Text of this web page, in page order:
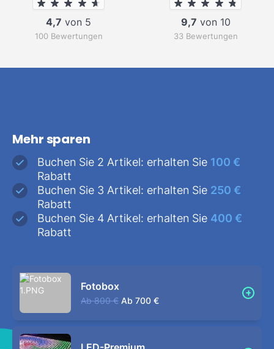
4,7 von 5
100 Bewertungen
9,7 von 10
33 Bewertungen
Mehr sparen
Buchen Sie 2 Artikel: erhalten Sie 100 €
Rabatt
Buchen Sie 3 Artikel: erhalten Sie 250 €
Rabatt
Buchen Sie 4 Artikel: erhalten Sie 400 €
Rabatt
Fotobox
Ab 800 € Ab 700 €